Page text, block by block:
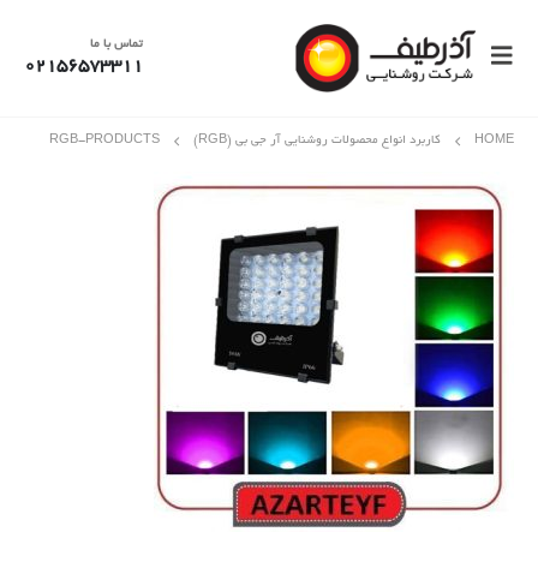
تماس با ما
02156573311
HOME کاربرد انواع محصولات روشنایی آر جی بی (RGB) RGB-PRODUCTS